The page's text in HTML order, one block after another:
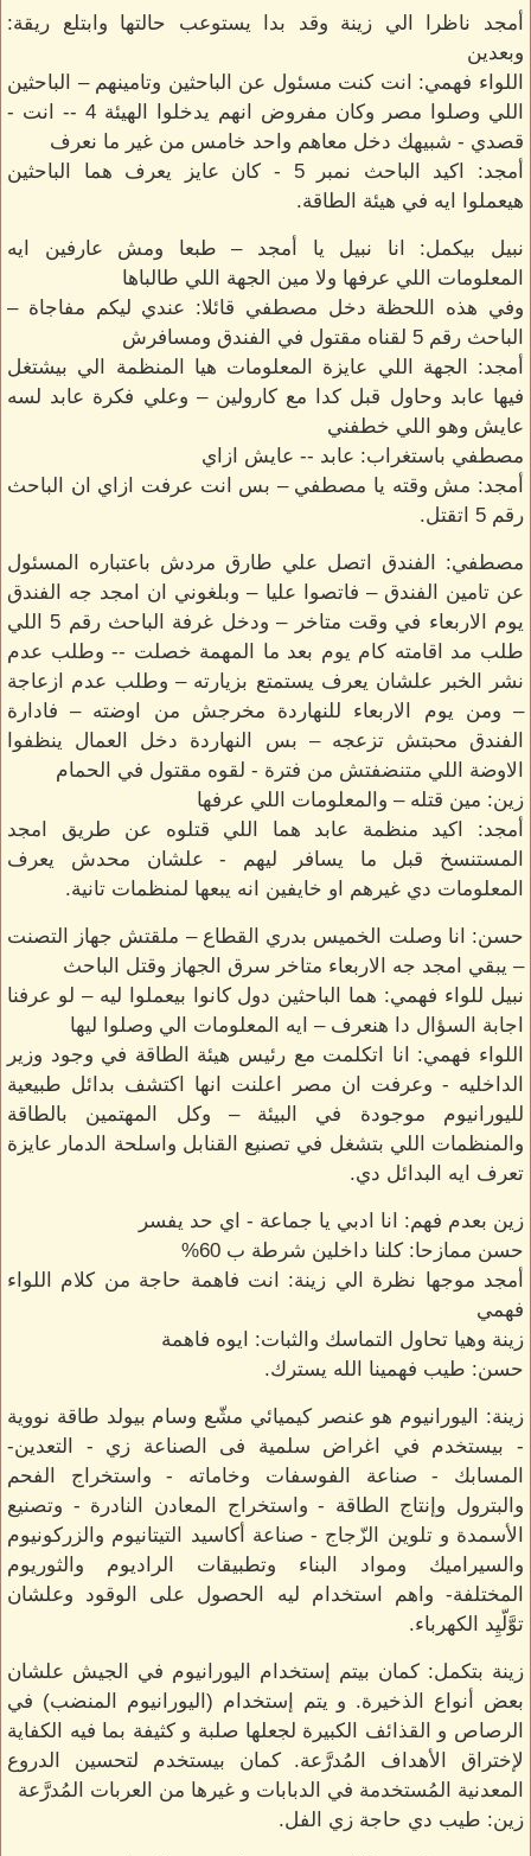
أمجد ناظرا الي زينة وقد بدا يستوعب حالتها وابتلع ريقة:
وبعدين
اللواء فهمي: انت كنت مسئول عن الباحثين وتامينهم – الباحثين
اللي وصلوا مصر وكان مفروض انهم يدخلوا الهيئة 4 -- انت -
قصدي - شبيهك دخل معاهم واحد خامس من غير ما نعرف
أمجد: اكيد الباحث نمبر 5 - كان عايز يعرف هما الباحثين
هيعملوا ايه في هيئة الطاقة.
نبيل بيكمل: انا نبيل يا أمجد – طبعا ومش عارفين ايه
المعلومات اللي عرفها ولا مين الجهة اللي طالباها
وفي هذه اللحظة دخل مصطفي قائلا: عندي ليكم مفاجاة –
الباحث رقم 5 لقناه مقتول في الفندق ومسافرش
أمجد: الجهة اللي عايزة المعلومات هيا المنظمة الي بيشتغل
فيها عابد وحاول قبل كدا مع كارولين – وعلي فكرة عابد لسه
عايش وهو اللي خطفني
مصطفي باستغراب: عابد -- عايش ازاي
أمجد: مش وقته يا مصطفي – بس انت عرفت ازاي ان الباحث
رقم 5 اتقتل.
مصطفي: الفندق اتصل علي طارق مردش باعتباره المسئول
عن تامين الفندق – فاتصوا عليا – وبلغوني ان امجد جه الفندق
يوم الاربعاء في وقت متاخر – ودخل غرفة الباحث رقم 5 اللي
طلب مد اقامته كام يوم بعد ما المهمة خصلت -- وطلب عدم
نشر الخبر علشان يعرف يستمتع بزيارته – وطلب عدم ازعاجة
– ومن يوم الاربعاء للنهاردة مخرجش من اوضته – فادارة
الفندق محبتش تزعجه – بس النهاردة دخل العمال ينظفوا
الاوضة اللي متنضفتش من فترة - لقوه مقتول في الحمام
زين: مين قتله – والمعلومات اللي عرفها
أمجد: اكيد منظمة عابد هما اللي قتلوه عن طريق امجد
المستنسخ قبل ما يسافر ليهم - علشان محدش يعرف
المعلومات دي غيرهم او خايفين انه يبعها لمنظمات تانية.
حسن: انا وصلت الخميس بدري القطاع – ملقتش جهاز التصنت
– يبقي امجد جه الاربعاء متاخر سرق الجهاز وقتل الباحث
نبيل للواء فهمي: هما الباحثين دول كانوا بيعملوا ليه – لو عرفنا
اجابة السؤال دا هنعرف – ايه المعلومات الي وصلوا ليها
اللواء فهمي: انا اتكلمت مع رئيس هيئة الطاقة في وجود وزير
الداخليه - وعرفت ان مصر اعلنت انها اكتشف بدائل طبيعية
لليورانيوم موجودة في البيئة – وكل المهتمين بالطاقة
والمنظمات اللي بتشغل في تصنيع القنابل واسلحة الدمار عايزة
تعرف ايه البدائل دي.
زين بعدم فهم: انا ادبي يا جماعة - اي حد يفسر
حسن ممازحا: كلنا داخلين شرطة ب 60%
أمجد موجها نظرة الي زينة: انت فاهمة حاجة من كلام اللواء
فهمي
زينة وهيا تحاول التماسك والثبات: ايوه فاهمة
حسن: طيب فهمينا الله يسترك.
زينة: اليورانيوم هو عنصر كيميائي مشّع وسام بيولد طاقة نووية
- بيستخدم في اغراض سلمية فى الصناعة زي - التعدين-
المسابك - صناعة الفوسفات وخاماته - واستخراج الفحم
والبترول وإنتاج الطاقة - واستخراج المعادن النادرة - وتصنيع
الأسمدة و تلوين الزّجاج - صناعة أكاسيد التيتانيوم والزركونيوم
والسيراميك ومواد البناء وتطبيقات الراديوم والثوريوم
المختلفة- واهم استخدام ليه الحصول على الوقود وعلشان
توَّلّيِد الكهرباء.
زينة بتكمل: كمان بيتم إستخدام اليورانيوم في الجيش علشان
بعض أنواع الذخيرة. و يتم إستخدام (اليورانيوم المنضب) في
الرصاص و القذائف الكبيرة لجعلها صلبة و كثيفة بما فيه الكفاية
لإختراق الأهداف المُدرَّعة. كمان بيستخدم لتحسين الدروع
المعدنية المُستخدمة في الدبابات و غيرها من العربات المُدرَّعة
زين: طيب دي حاجة زي الفل.